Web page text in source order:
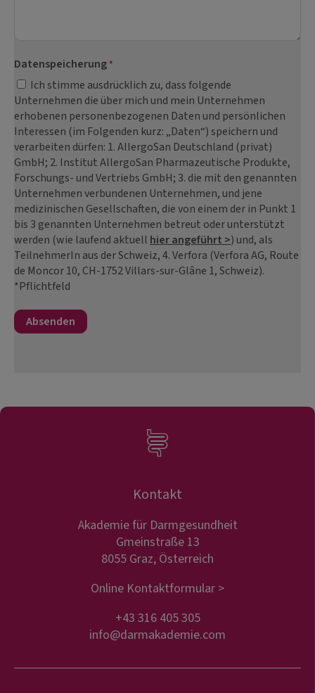
Datenspeicherung *
Ich stimme ausdrücklich zu, dass folgende
Unternehmen die über mich und mein Unternehmen
erhobenen personenbezogenen Daten und persönlichen
Interessen (im Folgenden kurz: „Daten“) speichern und
verarbeiten dürfen: 1. AllergoSan Deutschland (privat)
GmbH; 2. Institut AllergoSan Pharmazeutische Produkte,
Forschungs- und Vertriebs GmbH; 3. die mit den genannten
Unternehmen verbundenen Unternehmen, und jene
medizinischen Gesellschaften, die von einem der in Punkt 1
bis 3 genannten Unternehmen betreut oder unterstützt
werden (wie laufend aktuell hier angeführt >) und, als
TeilnehmerIn aus der Schweiz, 4. Verfora (Verfora AG, Route
de Moncor 10, CH-1752 Villars-sur-Glâne 1, Schweiz).
*Pflichtfeld
Kontakt
Akademie für Darmgesundheit
Gmeinstraße 13
8055 Graz, Österreich
Online Kontaktformular >
+43 316 405 305
info@darmakademie.com